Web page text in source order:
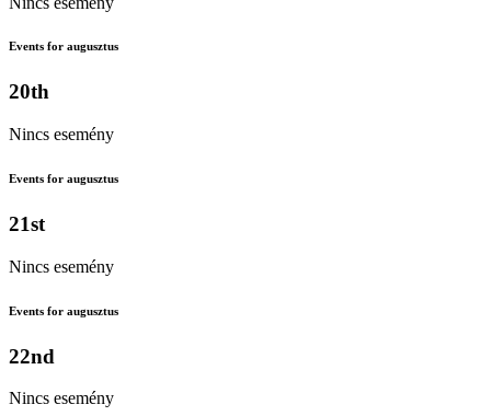
Events for augusztus
20th
Nincs esemény
Events for augusztus
21st
Nincs esemény
Events for augusztus
22nd
Nincs esemény